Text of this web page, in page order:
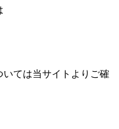
ては当サイトよりご確